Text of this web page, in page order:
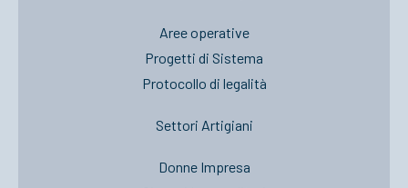
Aree operative
Progetti di Sistema
Protocollo di legalità
Settori Artigiani
Donne Impresa